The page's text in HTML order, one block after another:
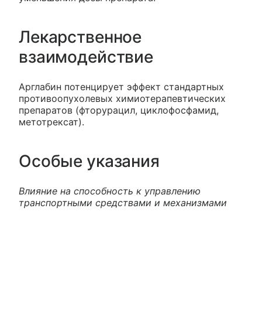
Лекарственное
взаимодействие
Арглабин потенцирует эффект стандартных
противоопухолевых химиотерапевтических
препаратов (фторурацил, циклофосфамид,
метотрексат).
Особые указания
Влияние на способность к управлению
транспортными средствами и механизмами